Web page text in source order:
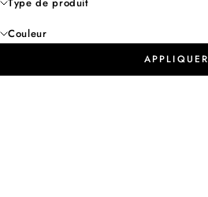
Couleur
APPLIQUER